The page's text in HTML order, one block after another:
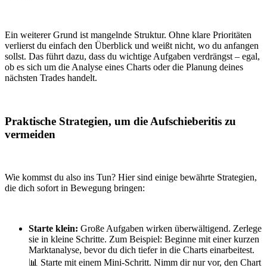
Ein weiterer Grund ist mangelnde Struktur. Ohne klare Prioritäten
verlierst du einfach den Überblick und weißt nicht, wo du anfangen
sollst. Das führt dazu, dass du wichtige Aufgaben verdrängst – egal,
ob es sich um die Analyse eines Charts oder die Planung deines
nächsten Trades handelt.
Praktische Strategien, um die Aufschieberitis zu
vermeiden
Wie kommst du also ins Tun? Hier sind einige bewährte Strategien,
die dich sofort in Bewegung bringen:
Starte klein: Große Aufgaben wirken überwältigend. Zerlege
sie in kleine Schritte. Zum Beispiel: Beginne mit einer kurzen
Marktanalyse, bevor du dich tiefer in die Charts einarbeitest.
📊 Starte mit einem Mini-Schritt. Nimm dir nur vor, den Chart